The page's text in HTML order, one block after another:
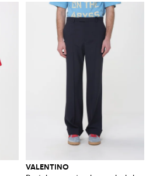
VALENTINO